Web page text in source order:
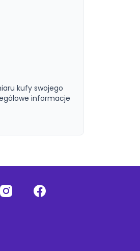
kufy swojego
informacje